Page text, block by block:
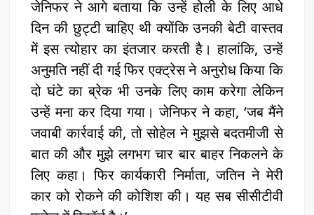
जेनिफर ने आगे बताया कि उन्हें होली के लिए आधे
दिन की छुट्टी चाहिए थी क्योंकि उनकी बेटी वास्तव
में इस त्योहार का इंतजार करती है। हालांकि, उन्हें
अनुमति नहीं दी गई फिर एक्ट्रेस ने अनुरोध किया कि
दो घंटे का ब्रेक भी उनके लिए काम करेगा लेकिन
उन्हें मना कर दिया गया। जेनिफर ने कहा, ‘जब मैंने
जवाबी कार्रवाई की, तो सोहेल ने मुझसे बदतमीजी से
बात की और मुझे लगभग चार बार बाहर निकलने के
लिए कहा। फिर कार्यकारी निर्माता, जतिन ने मेरी
कार को रोकने की कोशिश की। यह सब सीसीटीवी